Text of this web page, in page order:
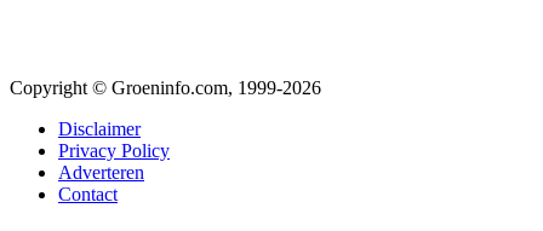
Copyright © Groeninfo.com, 1999-2026
Disclaimer
Privacy Policy
Adverteren
Contact